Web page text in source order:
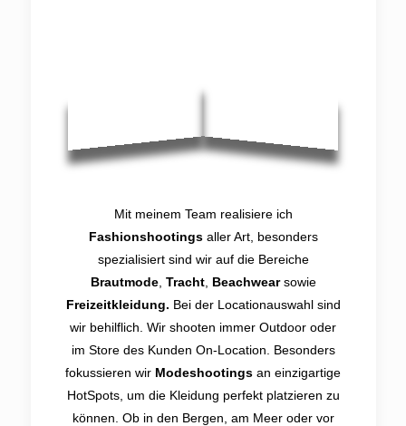
Mit meinem Team realisiere ich
Fashionshootingsaller Art, besonders
spezialisiert sind wir auf die Bereiche
Brautmode, Tracht, Beachwearsowie
Freizeitkleidung. Bei der Locationauswahl sind
wir behilflich. Wir shooten immer Outdoor oder
im Store des Kunden On-Location. Besonders
fokussieren wir Modeshootings an einzigartige
HotSpots, um die Kleidung perfekt platzieren zu
können. Ob in den Bergen, am Meer oder vor